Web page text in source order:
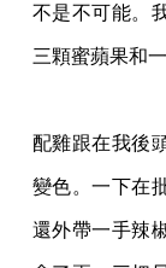
不是不可能。
三顆蜜蘋果和
配雞跟在我後
變色。一下在
還外帶一手辣